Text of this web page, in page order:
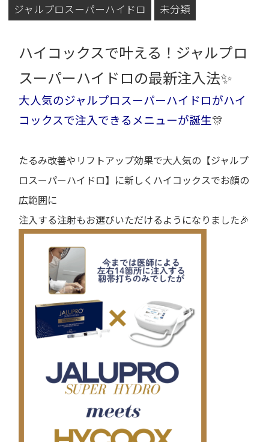
ジャルプロスーパーハイドロ 未分類
ハイコックスで叶える！ジャルプロ
スーパーハイドロの最新注入法✨
大人気のジャルプロスーパーハイドロがハイ
コックスで注入できるメニューが誕生🎊
たるみ改善やリフトアップ効果で大人気の【ジャルプ
ロスーパーハイドロ】に新しくハイコックスでお顔の
広範囲に
注入する注射もお選びいただけるようになりました🎉